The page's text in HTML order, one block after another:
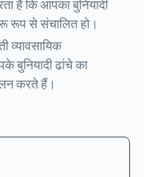
है कि आपका बुनियादी
रूप से संचालित हो।
व्यावसायिक
ढांचे का
करते हैं।